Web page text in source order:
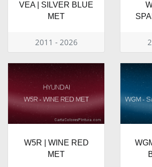
VEA | SILVER BLUE
MET
2011 - 2026
W5R | WINE RED
MET